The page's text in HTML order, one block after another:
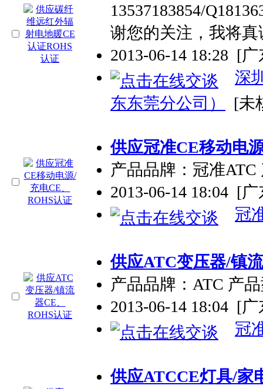
13537183854/
谢您的关注，我将
2013-06-14 18:28 [广
深
东东莞分公司）
[未
供应冠准CE移动电
产品品牌：冠准ATC
2013-06-14 18:04 [广
冠
供应ATC变压器/镇
产品品牌：ATC 产
2013-06-14 18:04 [广
冠
供应ATCCE灯具/家